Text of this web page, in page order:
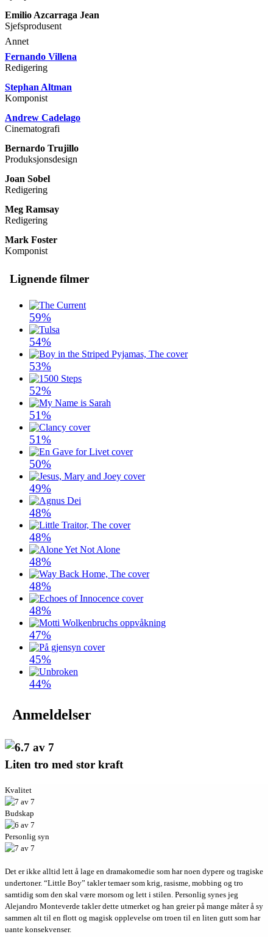
Emilio Azcarraga Jean
Sjefsprodusent
Annet
Fernando Villena
Redigering
Stephan Altman
Komponist
Andrew Cadelago
Cinematografi
Bernardo Trujillo
Produksjonsdesign
Joan Sobel
Redigering
Meg Ramsay
Redigering
Mark Foster
Komponist
Lignende filmer
59%
54%
53%
52%
51%
51%
50%
49%
48%
48%
48%
48%
48%
47%
45%
44%
Anmeldelser
Liten tro med stor kraft
Kvalitet
Budskap
Personlig syn
Det er ikke alltid lett å lage en dramakomedie som har noen dypere og tragiske
undertoner. “Little Boy” takler temaer som krig, rasisme, mobbing og tro
samtidig som den skal være morsom og lett i stilen. Personlig synes jeg
Alejandro Monteverde takler dette utmerket og han greier på mange måter å sy
sammen alt til en flott og magisk opplevelse om troen til en liten gutt som har
uante konsekvenser.